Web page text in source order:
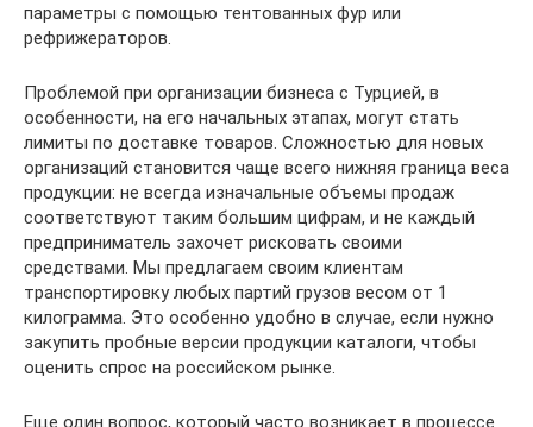
параметры с помощью тентованных фур или
рефрижераторов.
Проблемой при организации бизнеса с Турцией, в
особенности, на его начальных этапах, могут стать
лимиты по доставке товаров. Сложностью для новых
организаций становится чаще всего нижняя граница веса
продукции: не всегда изначальные объемы продаж
соответствуют таким большим цифрам, и не каждый
предприниматель захочет рисковать своими
средствами. Мы предлагаем своим клиентам
транспортировку любых партий грузов весом от 1
килограмма. Это особенно удобно в случае, если нужно
закупить пробные версии продукции каталоги, чтобы
оценить спрос на российском рынке.
Еще один вопрос, который часто возникает в процессе